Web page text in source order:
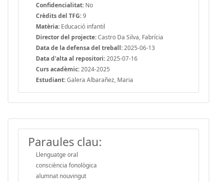
Confidencialitat: No
Crèdits del TFG:9
Matèria: Educació infantil
Director del projecte:Castro Da Silva, Fabrícia
Data de la defensa del treball:2025-06-13
Data d'alta al repositori:2025-07-16
Curs acadèmic:2024-2025
Estudiant:Galera Albarañez, Maria
Paraules clau:
Llenguatge oral
consciència fonològica
alumnat nouvingut